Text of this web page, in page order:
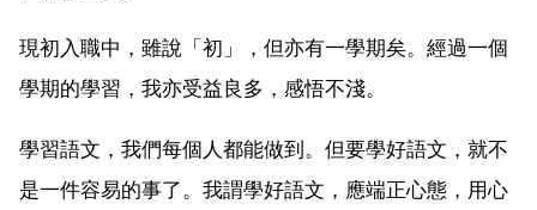
現初入職中，雖說「初」，但亦有一學期矣。經過一個
學期的學習，我亦受益良多，感悟不淺。
學習語文，我們每個人都能做到。但要學好語文，就不
是一件容易的事了。我謂學好語文，應端正心態，用心